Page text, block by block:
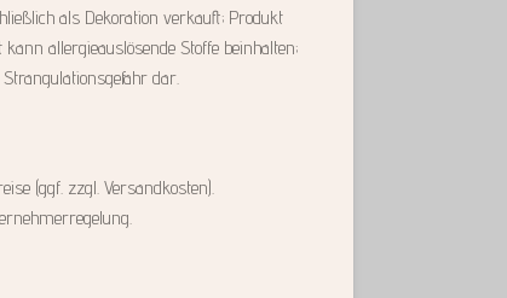
als Dekoration verkauft; Produkt
allergieauslösende Stoffe beinhalten;
dar.
(ggf. zzgl. Versandkosten).